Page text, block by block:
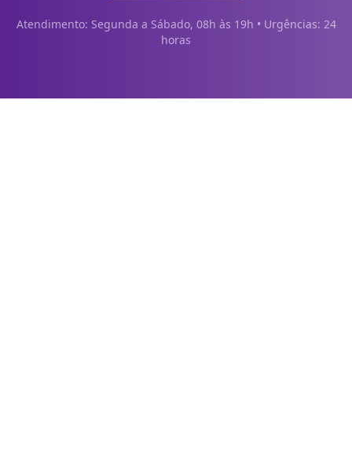
Atendimento: Segunda a Sábado, 08h às 19h • Urgências: 24
horas